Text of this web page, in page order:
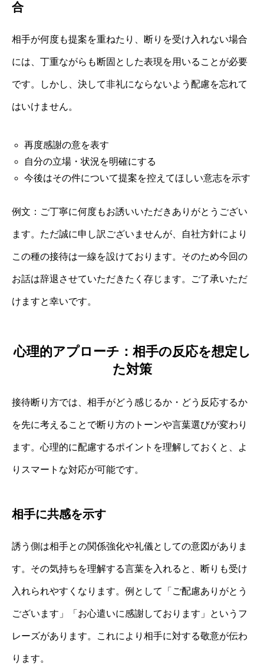
合
相手が何度も提案を重ねたり、断りを受け入れない場合
には、丁重ながらも断固とした表現を用いることが必要
です。しかし、決して非礼にならないよう配慮を忘れて
はいけません。
再度感謝の意を表す
自分の立場・状況を明確にする
今後はその件について提案を控えてほしい意志を示す
例文：ご丁寧に何度もお誘いいただきありがとうござい
ます。ただ誠に申し訳ございませんが、自社方針により
この種の接待は一線を設けております。そのため今回の
お話は辞退させていただきたく存じます。ご了承いただ
けますと幸いです。
心理的アプローチ：相手の反応を想定し
た対策
接待断り方では、相手がどう感じるか・どう反応するか
を先に考えることで断り方のトーンや言葉選びが変わり
ます。心理的に配慮するポイントを理解しておくと、よ
りスマートな対応が可能です。
相手に共感を示す
誘う側は相手との関係強化や礼儀としての意図がありま
す。その気持ちを理解する言葉を入れると、断りも受け
入れられやすくなります。例として「ご配慮ありがとう
ございます」「お心遣いに感謝しております」というフ
レーズがあります。これにより相手に対する敬意が伝わ
ります。